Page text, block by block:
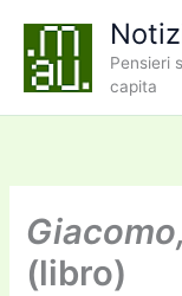
contenuto
Pensieri
capita
(libro)